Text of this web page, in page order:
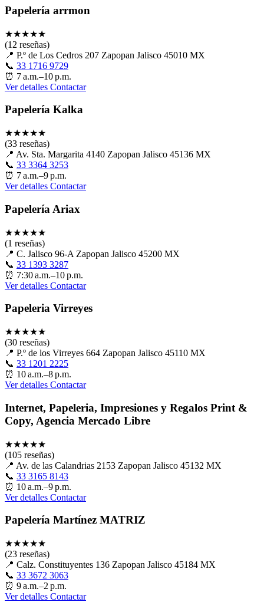
Papelería arrmon
★★★★★
(12 reseñas)
📍 P.º de Los Cedros 207 Zapopan Jalisco 45010 MX
📞 33 1716 9729
⏰ 7 a.m.–10 p.m.
Ver detalles Contactar
Papelería Kalka
★★★★★
(33 reseñas)
📍 Av. Sta. Margarita 4140 Zapopan Jalisco 45136 MX
📞 33 3364 3253
⏰ 7 a.m.–9 p.m.
Ver detalles Contactar
Papelería Ariax
★★★★★
(1 reseñas)
📍 C. Jalisco 96-A Zapopan Jalisco 45200 MX
📞 33 1393 3287
⏰ 7:30 a.m.–10 p.m.
Ver detalles Contactar
Papeleria Virreyes
★★★★★
(30 reseñas)
📍 P.º de los Virreyes 664 Zapopan Jalisco 45110 MX
📞 33 1201 2225
⏰ 10 a.m.–8 p.m.
Ver detalles Contactar
Internet, Papeleria, Impresiones y Regalos Print &
Copy, Agencia Mercado Libre
★★★★★
(105 reseñas)
📍 Av. de las Calandrias 2153 Zapopan Jalisco 45132 MX
📞 33 3165 8143
⏰ 10 a.m.–9 p.m.
Ver detalles Contactar
Papelería Martínez MATRIZ
★★★★★
(23 reseñas)
📍 Calz. Constituyentes 136 Zapopan Jalisco 45184 MX
📞 33 3672 3063
⏰ 9 a.m.–2 p.m.
Ver detalles Contactar